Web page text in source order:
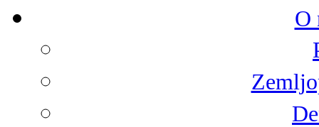
O